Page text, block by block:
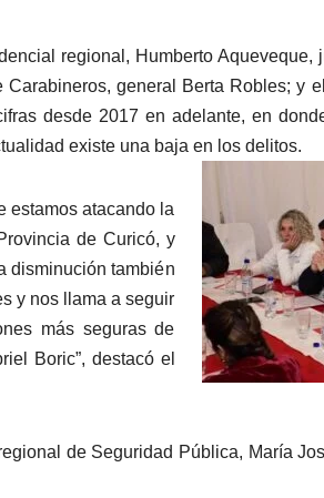
regional, Humberto Aqueveque,
general Berta Robles; y
desde 2017 en adelante, en
existe una baja en los delitos.
estamos atacando la
de Curicó, y
disminución también
y nos llama a seguir
más seguras de
Boric”, destacó el
de Seguridad Pública, María